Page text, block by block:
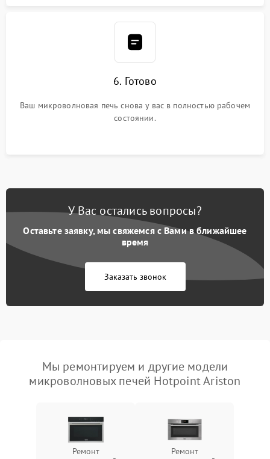
6. Готово
Ваш микроволновая печь снова у вас в полностью рабочем
состоянии.
У Вас остались вопросы?
Оставьте заявку, мы свяжемся с Вами в ближайшее
время
Заказать звонок
Мы ремонтируем и другие модели
микроволновых печей Hotpoint Ariston
Ремонт
Ремонт